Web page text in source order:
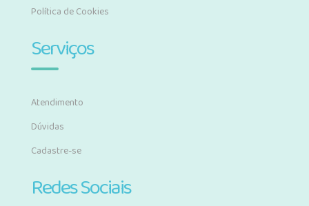
Política de Cookies
Serviços
Atendimento
Dúvidas
Cadastre-se
Redes Sociais